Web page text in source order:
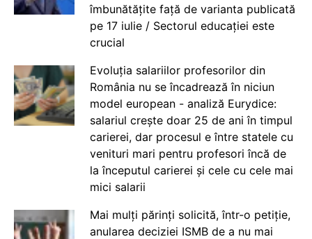
îmbunătățite față de varianta publicată
pe 17 iulie / Sectorul educației este
crucial
Evoluția salariilor profesorilor din
România nu se încadrează în niciun
model european - analiză Eurydice:
salariul crește doar 25 de ani în timpul
carierei, dar procesul e între statele cu
venituri mari pentru profesori încă de
la începutul carierei și cele cu cele mai
mici salarii
Mai mulți părinți solicită, într-o petiție,
anularea deciziei ISMB de a nu mai